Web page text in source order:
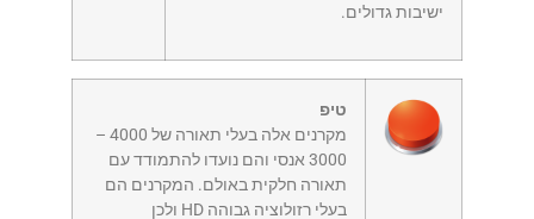
ישיבות גדולים.
טיפ
מקרנים אלה בעלי תאורה של 4000 –
3000 אנסי והם נועדו להתמודד עם
תאורה חלקית באולם. המקרנים הם
בעלי רזולוציה גבוהה HD ולכן